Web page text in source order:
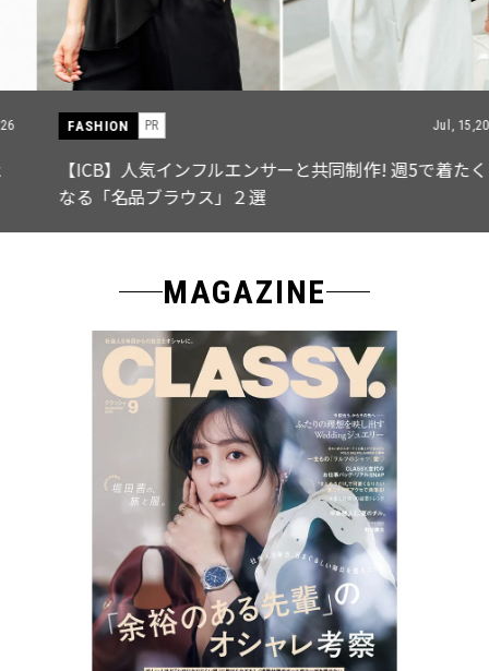
FASHION PR Jul, 15,2026
【ICB】人気インフルエンサーと共同制作! 週5で着たく
なる「名品ブラウス」２選
MAGAZINE